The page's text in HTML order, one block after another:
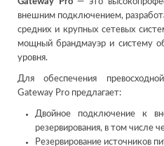
внешним подключением,
средних и крупных сетевых
мощный брандмауэр и систему
уровня.
Для обеспечения
Gateway Pro предлагает:
Двойное подключение к
резервирования, в том числе
Резервирование источников